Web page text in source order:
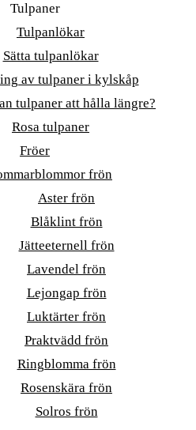
Tulpaner
Tulpanlökar
Sätta tulpanlökar
av tulpaner i kylskåp
tulpaner att hålla längre?
Rosa tulpaner
Fröer
frön
Aster frön
Blåklint frön
Jätteeternell frön
Lavendel frön
Lejongap frön
Luktärter frön
Praktvädd frön
Ringblomma frön
Rosenskära frön
Solros frön